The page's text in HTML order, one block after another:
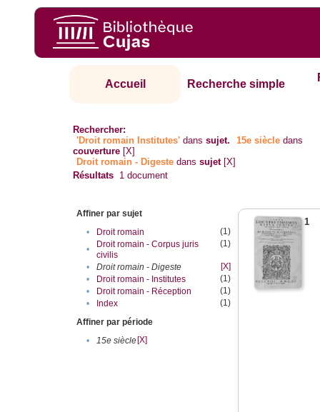
Accueil Recherche simple
Rechercher:
'Droit romain Institutes' danssujet. 15e siècle dans
couverture [X]
Droit romain - Digeste danssujet [X]
Résultats 1 document
Affiner par sujet
•
Droit romain
(1)
•
Droit romain - Corpus juris
civilis
(1)
• Droit romain - Digeste
[X]
•
Droit romain - Institutes
(1)
•
Droit romain - Réception
(1)
•
Index
(1)
Affiner par période
•
15e siècle[X]
1